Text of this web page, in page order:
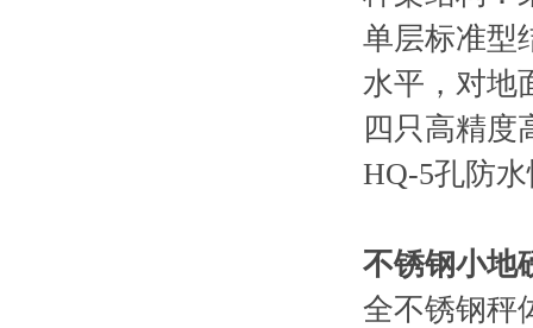
单层标准型
水平，对地
四只高精度
HQ-5孔防
不锈钢小地
全不锈钢秤